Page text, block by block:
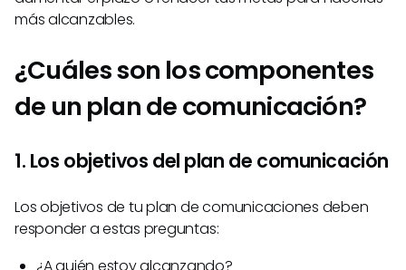
más alcanzables.
¿Cuáles son los componentes
de un plan de comunicación?
1. Los objetivos del plan de comunicación
Los objetivos de tu plan de comunicaciones deben
responder a estas preguntas: